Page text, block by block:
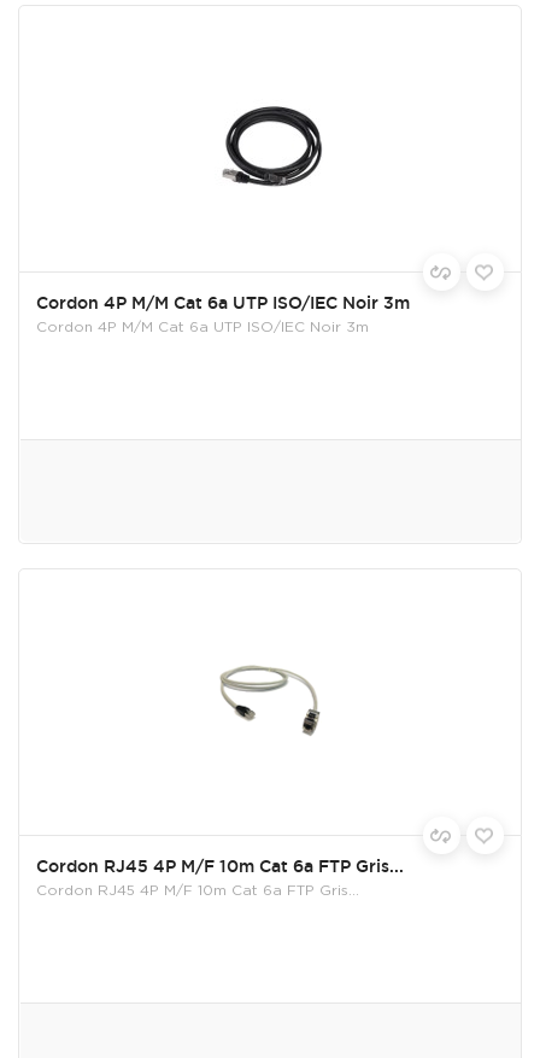
Cordon 4P M/M Cat 6a UTP ISO/IEC Noir 3m
Cordon 4P M/M Cat 6a UTP ISO/IEC Noir 3m
Cordon RJ45 4P M/F 10m Cat 6a FTP Gris...
Cordon RJ45 4P M/F 10m Cat 6a FTP Gris...